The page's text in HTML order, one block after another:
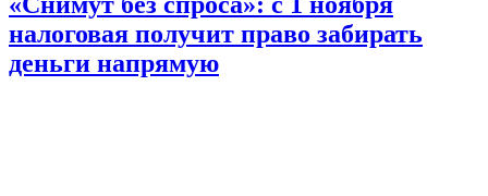
налоговая получит право забирать
деньги напрямую